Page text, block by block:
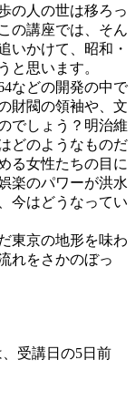
の人の世は移ろっ
の講座では、そん
いかけて、昭和・
と思います。
などの開発の中で
財閥の領袖や、文
でしょう？明治維
どのようなものだ
る女性たちの目に
楽のパワーが洪水
今はどうなってい
東京の地形を味わ
れをさかのぼっ
受講日の5日前